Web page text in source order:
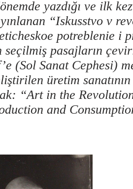
yazdığı ve ilk
“Iskusstvo v
potreblenie i
seçilmiş pasajların
(Sol Sanat Cephesi)
üretim
“Art in the
and